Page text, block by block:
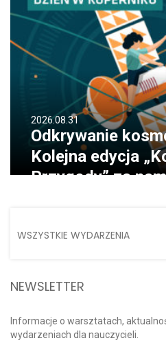
2026.08.31
Odkrywanie
Kolejna edycja
Przygody” za
WSZYSTKIE WYDARZENIA
NEWSLETTER
Informacje o warsztatach,
wydarzeniach dla nauczycieli.